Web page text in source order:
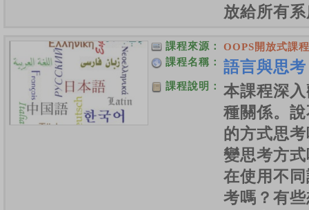
放給所有
課程來源：
OOPS開放式課
課程名稱：
語言與思
課程說明：
本課程深
種關係。
的方式思
變思考方
在使用不
考嗎？有